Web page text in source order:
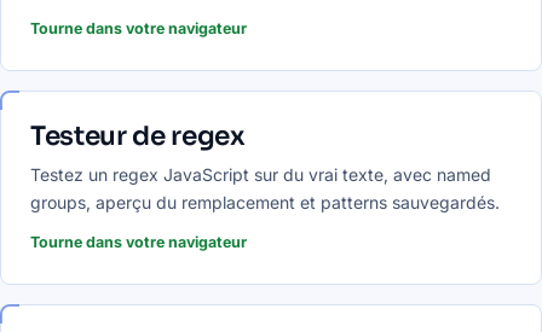
Tourne dans votre navigateur
Testeur de regex
Testez un regex JavaScript sur du vrai texte, avec named
groups, aperçu du remplacement et patterns sauvegardés.
Tourne dans votre navigateur